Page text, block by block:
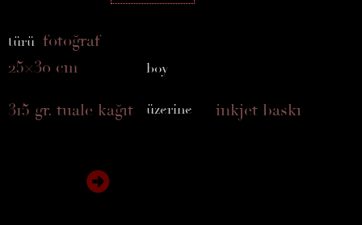
türü fotoğraf
25×30 cm
boy
315 gr. tuale kağıt üzerine inkjet baskı